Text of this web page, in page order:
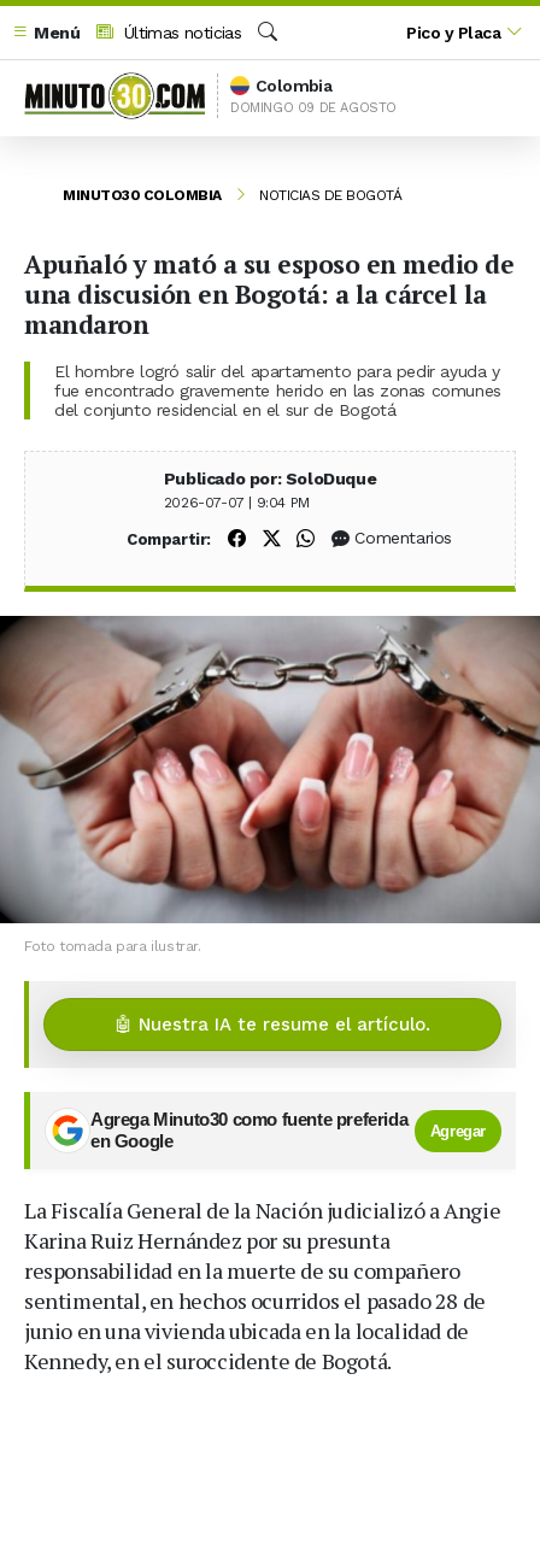
Menú
Últimas noticias
Buscar
Pico y Placa
Colombia
DOMINGO 09 DE AGOSTO
MINUTO30 COLOMBIA NOTICIAS DE BOGOTÁ
Apuñaló y mató a su esposo en medio de
una discusión en Bogotá: a la cárcel la
mandaron
El hombre logró salir del apartamento para pedir ayuda y
fue encontrado gravemente herido en las zonas comunes
del conjunto residencial en el sur de Bogotá
Publicado por: SoloDuque
2026-07-07 | 9:04 PM
Compartir: Compartir en Facebook
Compartir en X (Twitter)
Compartir en WhatsApp
Comentarios
Foto tomada para ilustrar.
🤖 Nuestra IA te resume el artículo.
Agrega Minuto30 como fuente preferida
en Google
Agregar
La Fiscalía General de la Nación judicializó a Angie
Karina Ruiz Hernández por su presunta
responsabilidad en la muerte de su compañero
sentimental, en hechos ocurridos el pasado 28 de
junio en una vivienda ubicada en la localidad de
Kennedy, en el suroccidente de Bogotá.